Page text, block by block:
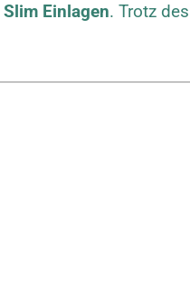
Slim Einlagen. Trotz